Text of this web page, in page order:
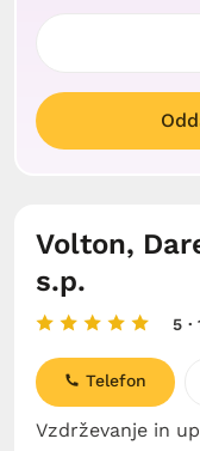
Volton,
s.p.
5 ·
Vzdrževanje in
Telefon